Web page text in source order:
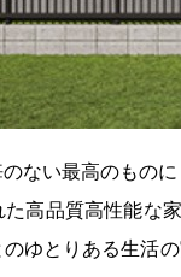
ない最高のもの
高品質高性能な
ゆとりある生活